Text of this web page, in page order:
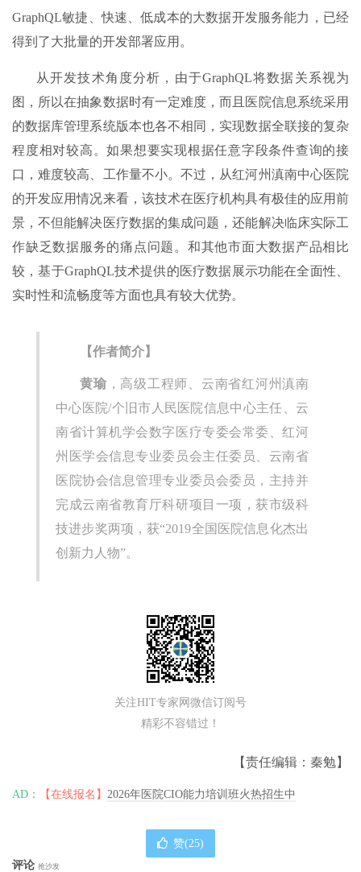
GraphQL敏捷、快速、低成本的大数据开发服务能力，已经
得到了大批量的开发部署应用。
从开发技术角度分析，由于GraphQL将数据关系视为
图，所以在抽象数据时有一定难度，而且医院信息系统采用
的数据库管理系统版本也各不相同，实现数据全联接的复杂
程度相对较高。如果想要实现根据任意字段条件查询的接
口，难度较高、工作量不小。不过，从红河州滇南中心医院
的开发应用情况来看，该技术在医疗机构具有极佳的应用前
景，不但能解决医疗数据的集成问题，还能解决临床实际工
作缺乏数据服务的痛点问题。和其他市面大数据产品相比
较，基于GraphQL技术提供的医疗数据展示功能在全面性、
实时性和流畅度等方面也具有较大优势。
【作者简介】
黄瑜 ，高级工程师、云南省红河州滇南
中心医院/个旧市人民医院信息中心主任、云
南省计算机学会数字医疗专委会常委、红河
州医学会信息专业委员会主任委员、云南省
医院协会信息管理专业委员会委员，主持并
完成云南省教育厅科研项目一项，获市级科
技进步奖两项，获“2019全国医院信息化杰出
创新力人物”。
关注HIT专家网微信订阅号
精彩不容错过！
【责任编辑：秦勉】
AD： 【在线报名】 2026年医院CIO能力培训班火热招生中
赞(25)
评论 抢沙发